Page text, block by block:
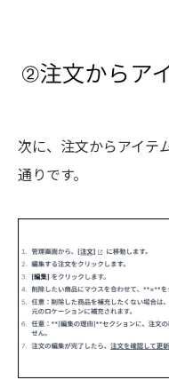
次に、注文からアイテ
通りです。